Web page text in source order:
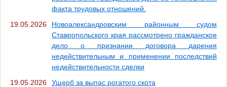
факта трудовых отношений.
19.05.2026
Новоалександровским районным судом
Ставропольского края рассмотрено гражданское
дело о признании договора дарения
недействительным и применении последствий
недействительности сделки
19.05.2026
Ущерб за выпас рогатого скота